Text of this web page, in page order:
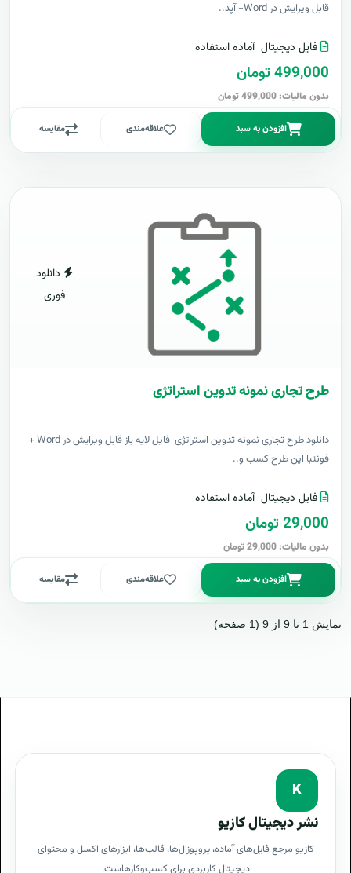
قابل ویرایش در Word+ آپد..
فایل دیجیتال آماده استفاده
499,000 تومان
بدون مالیات: 499,000 تومان
افزودن به سبد علاقه‌مندی مقایسه
دانلود
فوری
طرح تجاری نمونه تدوین استراتژی
دانلود طرح تجاری نمونه تدوین استراتژی فایل لایه باز قابل ویرایش در Word +
فونتبا این طرح کسب و..
فایل دیجیتال آماده استفاده
29,000 تومان
بدون مالیات: 29,000 تومان
افزودن به سبد علاقه‌مندی مقایسه
نمایش 1 تا 9 از 9 (1 صفحه)
K
نشر دیجیتال کازیو
کازیو مرجع فایل‌های آماده، پروپوزال‌ها، قالب‌ها، ابزارهای اکسل و محتوای
دیجیتال کاربردی برای کسب‌وکارهاست.